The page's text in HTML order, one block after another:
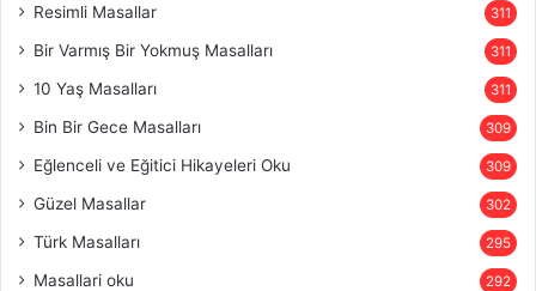
Resimli Masallar 311
Bir Varmış Bir Yokmuş Masalları 311
10 Yaş Masalları 311
Bin Bir Gece Masalları 309
Eğlenceli ve Eğitici Hikayeleri Oku 309
Güzel Masallar 302
Türk Masalları 295
Masallari oku 292